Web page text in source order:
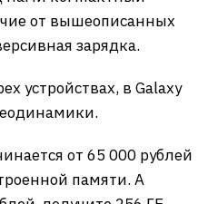
от вышеописанных
зарядка.
устройствах, в Galaxy
от 65 000 рублей
памяти. А